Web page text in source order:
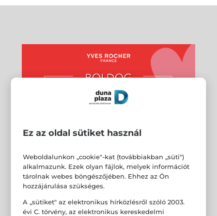
Ez az oldal sütiket használ
Weboldalunkon „cookie"-kat (továbbiakban „süti")
alkalmazunk. Ezek olyan fájlok, melyek információt
tárolnak webes böngészőjében. Ehhez az Ön
hozzájárulása szükséges.
A „sütiket" az elektronikus hírközlésről szóló 2003.
évi C. törvény, az elektronikus kereskedelmi